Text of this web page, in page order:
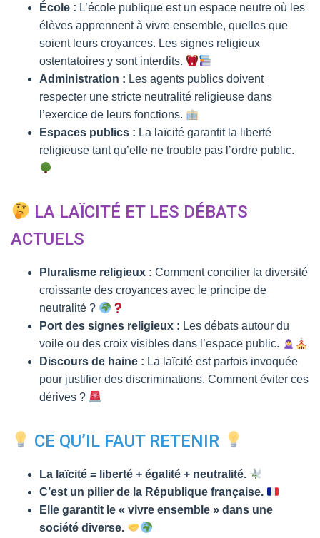
École : L’école publique est un espace neutre où les
élèves apprennent à vivre ensemble, quelles que
soient leurs croyances. Les signes religieux
ostentatoires y sont interdits.
Administration : Les agents publics doivent
respecter une stricte neutralité religieuse dans
l’exercice de leurs fonctions.
Espaces publics : La laïcité garantit la liberté
religieuse tant qu’elle ne trouble pas l’ordre public.
LA LAÏCITÉ ET LES DÉBATS
ACTUELS
Pluralisme religieux : Comment concilier la diversité
croissante des croyances avec le principe de
neutralité ?
Port des signes religieux : Les débats autour du
voile ou des croix visibles dans l’espace public.
Discours de haine : La laïcité est parfois invoquée
pour justifier des discriminations. Comment éviter ces
dérives ?
CE QU’IL FAUT RETENIR
La laïcité = liberté + égalité + neutralité.
C’est un pilier de la République française.
Elle garantit le « vivre ensemble » dans une
société diverse.